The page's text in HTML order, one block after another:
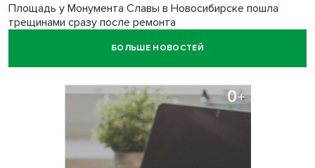
Площадь у Монумента Славы в Новосибирске пошла
трещинами сразу после ремонта
Африканский врач поразил новосибирцев в травмпункте
Покрытие рулежных дорожек обновили в аэропорту
Толмачево по нацпроекту
БОЛЬШЕ НОВОСТЕЙ